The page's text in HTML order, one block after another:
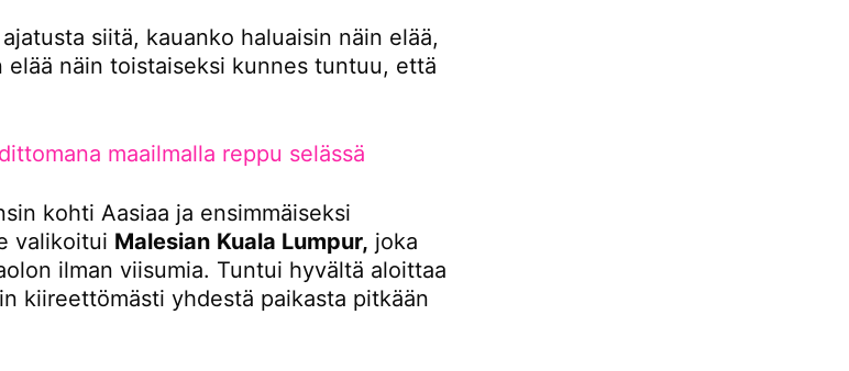
siitä, kauanko haluaisin näin elää,
elää näin toistaiseksi kunnes tuntuu, että
maailmalla reppu selässä
kohti Aasiaa ja ensimmäiseksi
valikoitui Malesian Kuala Lumpur, joka
ilman viisumia. Tuntui hyvältä aloittaa
kiireettömästi yhdestä paikasta pitkään